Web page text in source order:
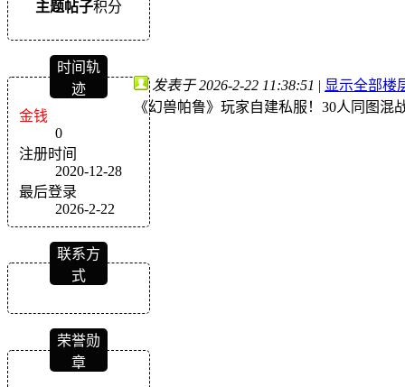
主题帖子积分
时间轨
迹
金钱
0
注册时间
2020-12-28
最后登录
2026-2-22
联系方
式
荣誉勋
章
发表于 2026-2-22 11:38:51 | 显示全部楼
《幻兽帕鲁》玩家自建私服！30人同图